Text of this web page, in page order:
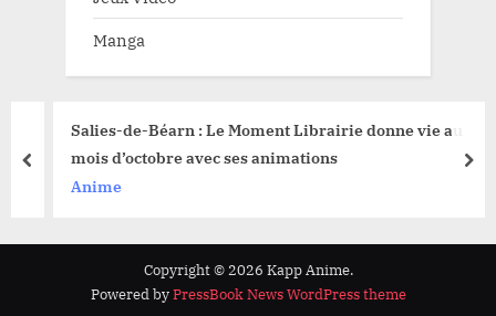
Manga
Salies-de-Béarn : Le Moment Librairie donne vie au
mois d’octobre avec ses animations
Anime
prev
Copyright © 2026 Kapp Anime.
Powered byPressBook News WordPress theme